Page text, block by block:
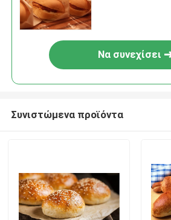
Να συνεχίσει
Συνιστώμενα προϊόντα